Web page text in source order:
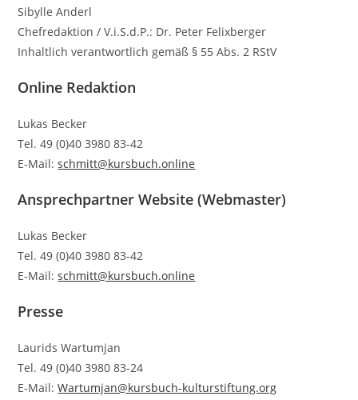
Sibylle Anderl
Chefredaktion / V.i.S.d.P.: Dr. Peter Felixberger
Inhaltlich verantwortlich gemäß § 55 Abs. 2 RStV
Online Redaktion
Lukas Becker
Tel. 49 (0)40 3980 83-42
E-Mail:schmitt@kursbuch.online
Ansprechpartner Website (Webmaster)
Lukas Becker
Tel. 49 (0)40 3980 83-42
E-Mail:schmitt@kursbuch.online
Presse
Laurids Wartumjan
Tel. 49 (0)40 3980 83-24
E-Mail:Wartumjan@kursbuch-kulturstiftung.org